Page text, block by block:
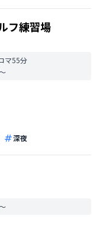
フ練習場
マ55分
深夜